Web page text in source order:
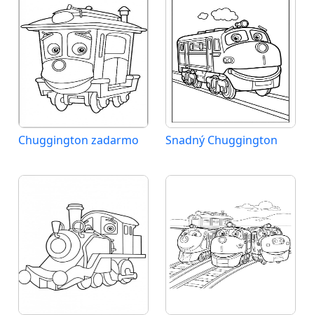
Chuggington zadarmo Snadný Chuggington